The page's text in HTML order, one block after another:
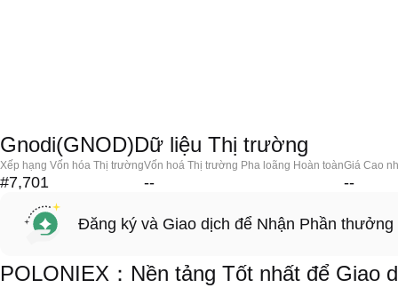
Gnodi(GNOD)Dữ liệu Thị trường
Xếp hạng Vốn hóa Thị trường
#7,701
Vốn hoá Thị trường Pha loãng Hoàn toàn
--
Giá Cao
--
Đăng ký và Giao dịch để Nhận Phần thưởng
POLONIEX：Nền tảng Tốt nhất để Giao